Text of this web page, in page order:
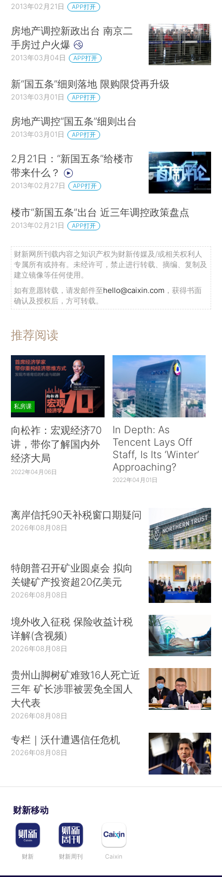
2013年02月21日 APP打开
房地产调控新政出台 南京二
手房过户火爆
2013年03月04日 APP打开
新“国五条”细则落地 限购限贷再升级
2013年03月01日 APP打开
房地产调控“国五条”细则出台
2013年03月01日 APP打开
2月21日：“新国五条”给楼市
带来什么？
2013年02月27日 APP打开
楼市“新国五条”出台 近三年调控政策盘点
2013年02月21日 APP打开
财新网所刊载内容之知识产权为财新传媒及/或相关权利人
专属所有或持有。未经许可，禁止进行转载、摘编、复制及
建立镜像等任何使用。
如有意愿转载，请发邮件至hello@caixin.com ，获得书面
确认及授权后，方可转载。
推荐阅读
私房课
向松祚：宏观经济70
讲，带你了解国内外
经济大局
2022年04月06日
In Depth: As
Tencent Lays Off
Staff, Is Its ‘Winter’
Approaching?
2022年04月01日
离岸信托90天补税窗口期疑问
2026年08月08日
特朗普召开矿业圆桌会 拟向
关键矿产投资超20亿美元
2026年08月08日
境外收入征税 保险收益计税
详解(含视频)
2026年08月08日
贵州山脚树矿难致16人死亡近
三年 矿长涉罪被罢免全国人
大代表
2026年08月08日
专栏｜沃什遭遇信任危机
2026年08月08日
财新移动
财新 财新周刊 Caixin